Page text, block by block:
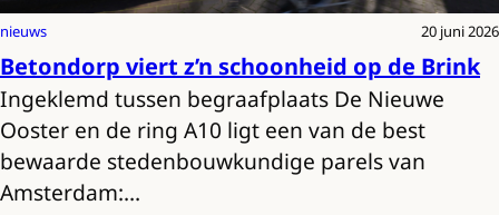
nieuws 20 juni 2026
Betondorp viert z’n schoonheid op de Brink
Ingeklemd tussen begraafplaats De Nieuwe
Ooster en de ring A10 ligt een van de best
bewaarde stedenbouwkundige parels van
Amsterdam:…